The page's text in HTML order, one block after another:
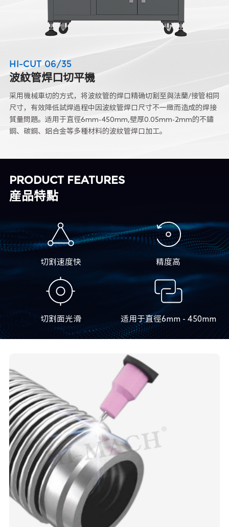
HI-CUT 06/35
波紋管焊口切平機
采用機械車切的方式，将波紋管的焊口精确切割至與法蘭/接管相同
尺寸，有效降低試焊過程中因波紋管焊口尺寸不一緻而造成的焊接
質量問題。适用于直徑6mm-450mm,壁厚0.05mm-2mm的不鏽
鋼、碳鋼、鋁合金等多種材料的波紋管焊口加工。
PRODUCT FEATURES
産品特點
切割速度快 精度高
切割面光滑 适用于直徑6mm - 450mm